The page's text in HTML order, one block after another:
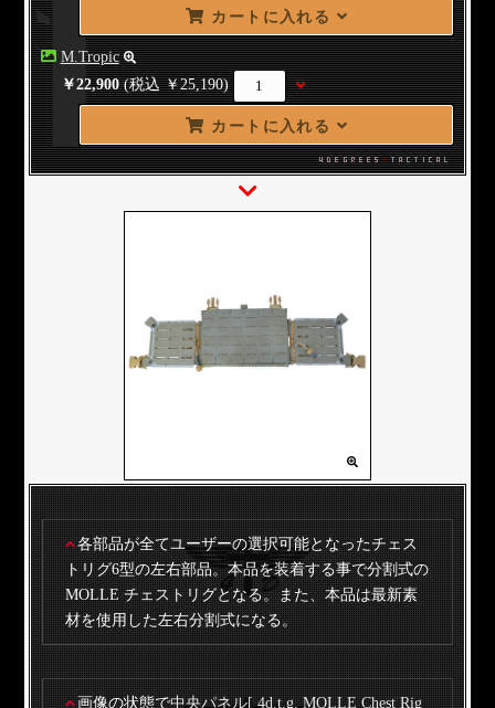
カートに入れる
M.Tropic
￥22,900(税込 ￥25,190)
カートに入れる
各部品が全てユーザーの選択可能となったチェス
トリグ6型の左右部品。本品を装着する事で分割式の
MOLLE チェストリグとなる。また、本品は最新素
材を使用した左右分割式になる。
画像の状態で中央パネル[ 4d.t.g. MOLLE Chest Rig